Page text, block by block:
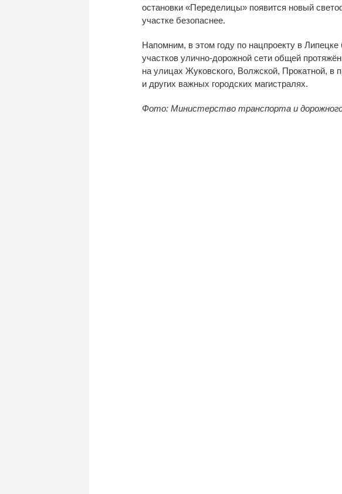
остановки «Переделицы» появится новый
участке безопаснее.
Напомним, в этом году по нацпроекту в Липецке
участков улично-дорожной сети общей
на улицах Жуковского, Волжской, Прокатной, в
и других важных городских магистралях.
Фото: Министерство транспорта и